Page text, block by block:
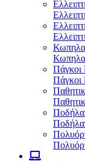
Πάγκοι
Πάγκοι